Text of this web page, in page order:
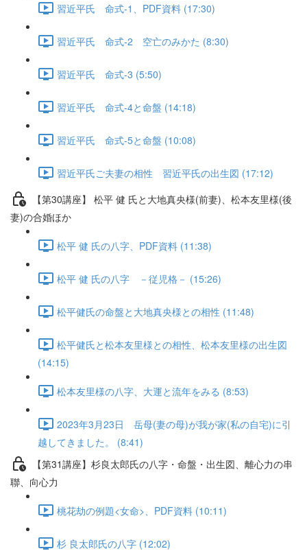
習近平氏 命式-1、PDF資料 (17:30)
習近平氏 命式-2 空亡のみかた (8:30)
習近平氏 命式-3 (5:50)
習近平氏 命式-4と命盤 (14:18)
習近平氏 命式-5と命盤 (10:08)
習近平氏ご夫妻の相性 習近平氏の出生図 (17:12)
【第30講座】 松平 健 氏と大地真央様(前妻)、松本友里様(後
妻)の合婚ほか
松平 健 氏の八字、PDF資料 (11:38)
松平 健 氏の八字 －従児格－ (15:26)
松平健氏の命盤と大地真央様との相性 (11:48)
松平健氏と松本友里様との相性、松本友里様の出生図
(14:15)
松本友里様の八字、大運と流年をみる (8:53)
2023年3月23日 岳母(妻の母)が我が家(私の自宅)に引
越してきました。 (8:41)
【第31講座】杉良太郎氏の八字・命盤・出生図、離心力の串
聯、向心力
桃花劫の例題<女命>、PDF資料 (10:11)
杉 良太郎氏の八字 (12:02)